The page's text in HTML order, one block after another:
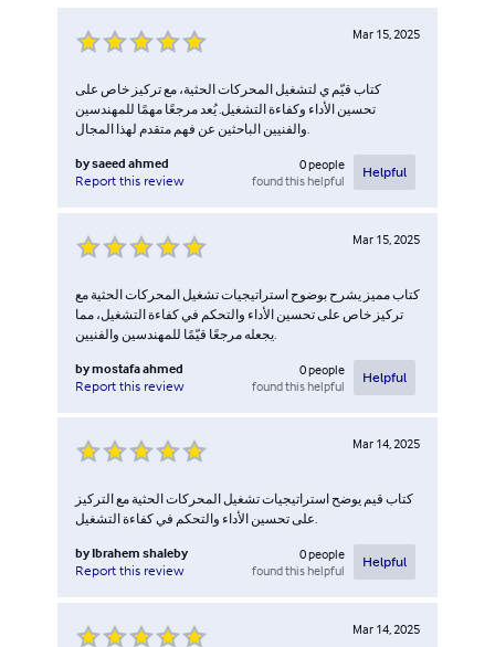
Mar 15, 2025
كتاب قيّم ي لتشغيل المحركات الحثية، مع تركيز خاص على
تحسين الأداء وكفاءة التشغيل. يُعد مرجعًا مهمًا للمهندسين
bysaeed ahmed
Report this review
0people
found this helpful
Helpful
Mar 15, 2025
كتاب مميز يشرح بوضوح استراتيجيات تشغيل المحركات الحثية مع
تركيز خاص على تحسين الأداء والتحكم في كفاءة التشغيل، مما
bymostafa ahmed
Report this review
0people
found this helpful
Helpful
Mar 14, 2025
كتاب قيم يوضح استراتيجيات تشغيل المحركات الحثية مع التركيز
على تحسين الأداء والتحكم في كفاءة التشغيل.
by Ibrahem shaleby
Report this review
0people
found this helpful
Helpful
Mar 14, 2025